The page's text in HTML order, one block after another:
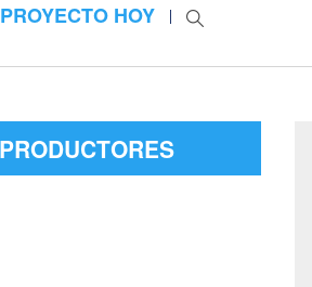
PROYECTO HOY